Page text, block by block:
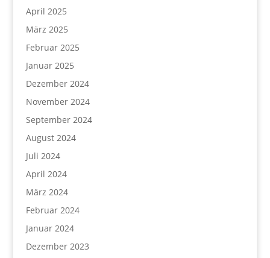
April 2025
März 2025
Februar 2025
Januar 2025
Dezember 2024
November 2024
September 2024
August 2024
Juli 2024
April 2024
März 2024
Februar 2024
Januar 2024
Dezember 2023